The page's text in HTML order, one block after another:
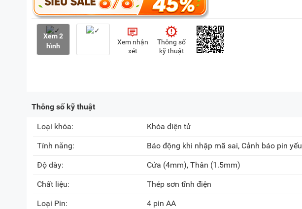
Xem 2
hình
Xem nhận
xét
Thông số
kỹ thuật
Thông số kỹ thuật
Loại khóa: Khóa điện tử
Tính năng: Báo động khi nhập mã sai, Cảnh báo pin yếu
Độ dày: Cửa (4mm), Thân (1.5mm)
Chất liệu: Thép sơn tĩnh điện
Loại Pin: 4 pin AA